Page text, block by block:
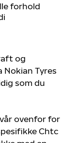
forhold
og
Tyres
som du
ovenfor for
Chtc